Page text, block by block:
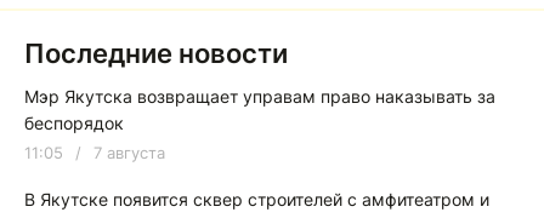
Последние новости
Мэр Якутска возвращает управам право наказывать за
беспорядок
11:05 / 7 августа
В Якутске появится сквер строителей с амфитеатром и